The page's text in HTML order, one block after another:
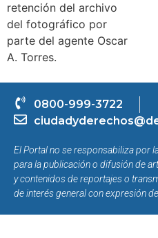
retención del archivo
del fotográfico por
parte del agente Oscar
A. Torres.
0800-999-3722
El Portal no se responsabiliza por
para la publicación o difusión de
y contenidos de reportajes o
de interés general con expresión